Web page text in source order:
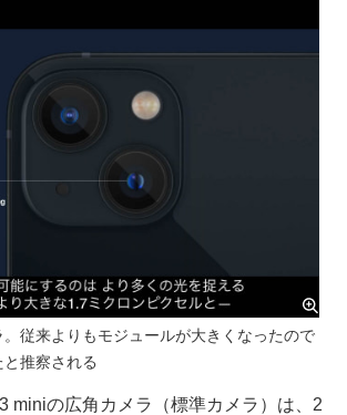
従来よりもモジュールが大きくなったので
推察される
miniの広角カメラ（標準カメラ）は、2